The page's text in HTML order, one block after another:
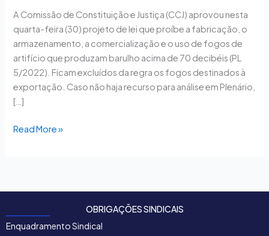
A Comissão de Constituição e Justiça (CCJ) aprovou nesta
quarta-feira (30) projeto de lei que proíbe a fabricação, o
armazenamento, a comercialização e o uso de fogos de
artifício que produzam barulho acima de 70 decibéis (PL
5/2022). Ficam excluídos da regra os fogos destinados à
exportação. Caso não haja recurso para análise em Plenário,
[…]
Read More »
OBRIGAÇÕES SINDICAIS
Enquadramento Sindical